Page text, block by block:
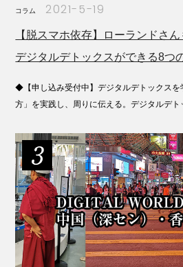
コラム 2021-5-19
【脱スマホ依存】ローランドさ
デジタルデトックスができる8つ
◆【申し込み受付中】デジタルデトックス
方」を実践し、周りに伝える。デジタルデ